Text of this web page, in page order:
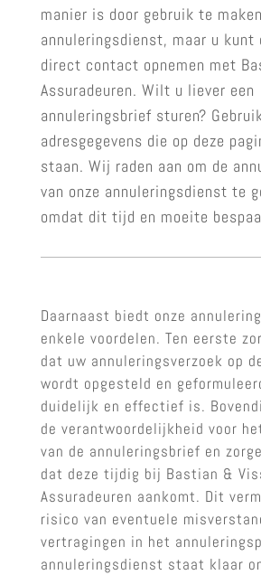
manier is door gebruik te
annuleringsdienst, maar u
direct contact opnemen met
Assuradeuren. Wilt u liever een
annuleringsbrief sturen?
adresgegevens die op deze
staan. Wij raden aan om de
van onze annuleringsdienst te
omdat dit tijd en moeite
Daarnaast biedt onze
enkele voordelen. Ten eerste
dat uw annuleringsverzoek op
wordt opgesteld en
duidelijk en effectief is.
de verantwoordelijkheid voor
van de annuleringsbrief en
dat deze tijdig bij Bastian &
Assuradeuren aankomt. Dit
risico van eventuele
vertragingen in het
annuleringsdienst staat klaar